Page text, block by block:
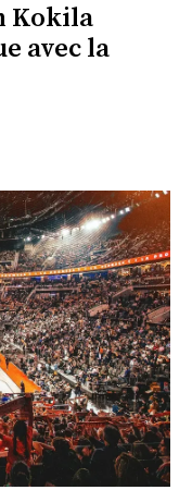
Kokila
avec la